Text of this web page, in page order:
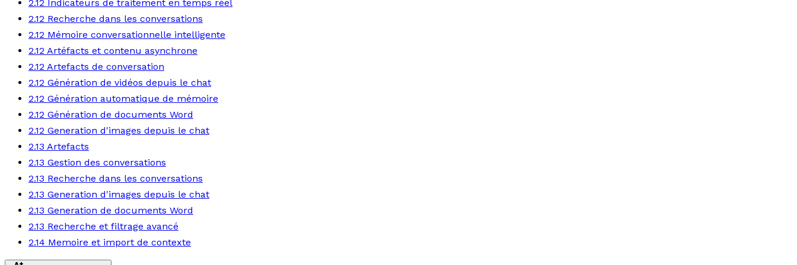
2.12 Indicateurs de traitement en temps réel
2.12 Recherche dans les conversations
2.12 Mémoire conversationnelle intelligente
2.12 Artéfacts et contenu asynchrone
2.12 Artefacts de conversation
2.12 Génération de vidéos depuis le chat
2.12 Génération automatique de mémoire
2.12 Génération de documents Word
2.12 Generation d'images depuis le chat
2.13 Artefacts
2.13 Gestion des conversations
2.13 Recherche dans les conversations
2.13 Generation d'images depuis le chat
2.13 Generation de documents Word
2.13 Recherche et filtrage avancé
2.14 Memoire et import de contexte